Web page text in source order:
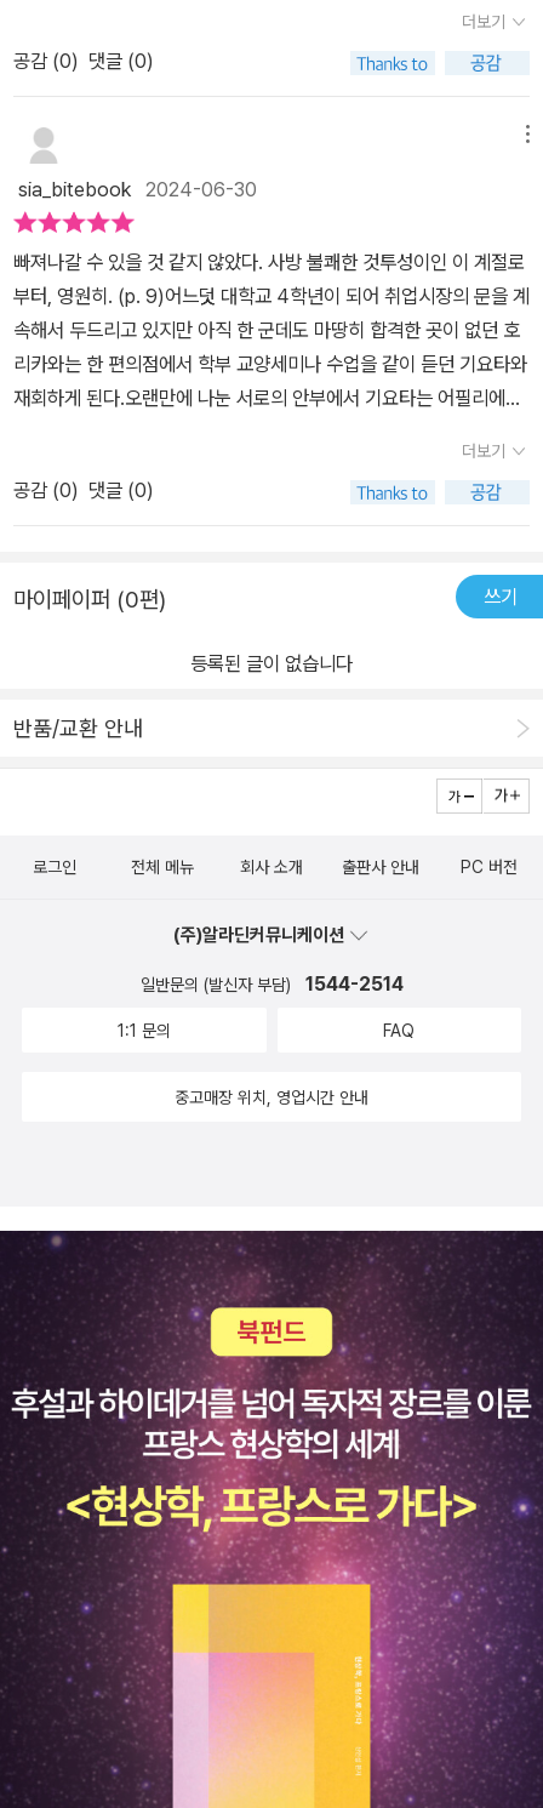
에서 발생했거나 일어날 수 있는 모든 과학적 현상이라는 사실을 알
려준다.이요하라 신은 <팔월의 은빛 눈>에서 팔월에 은빛 눈이 내릴
수 있다는 가설을 이렇게 정의 했다.[내핵은 지구의 안에 있는 또 하
나의 별로 크기는 달의 3분의 2 정도로 열방사 빛을 제거하면 은색으
로 빛나는 별이다. 그것이 액체의 외핵에 싸여서 떠 있는데 그 별 표면
은 전부 빽빽한 은빛 숲으로 높이 100미터나 되는 철로 된 나무 숲이
다. 실제 그 정체는 나뭇가지 모양으로 뻗은 철 결정으로 외핵 밑 부분
에서 액체 철이 얼면 내핵 표면으로 은빛 가루가 천천히 눈가루 처럼
흩날린다.]-8월의 은빛 눈 중에서 은빛 숲에서 내리는 은빛 눈의 소
리, 무덥고 습한 7월의 이요하라 신의 단편집 <<8월의 은빛 눈>속에
서 발견하게 될 것이다.
좌절, 연민과 낯선 이에 있다. '그럼에도 불구하고', 나는 그 말의 힘을
믿는다. 보이지 않는 저 깊은 곳에서 소리없이 내리는 눈, 보이지도 들
리지도 않으나 끊임없이 이어지고 있는 것에 대한 믿음, 희망. 그 앞의
작고 작은 인간에 손을 내미는 일, 그것이 문학의 힘이라면 힘일 것이
는 은빛 눈. 내 안에도 뭔가가 내려서 쌓이고 있을까.' p.68 '맞아, 연
구도 사람 흉내에서 시작이에요. 과거의 연구, 누군가의 방법, 많이 공
부하고 똑같이 해봐요. 잘 안 되는 부분, 더 잘 하고 싶은 부분, 반드시
생겨나요. 그러면 궁리하죠. 그렇게 해서 조금씩 진보해요. 정말 조금
씩. 당신 일도 똑같죠?' p.230 '그래도, 대단한 건 내가 아닙니다. 자
연이죠. 이렇게 작고 이렇게 정교한 유리그릇을 만들어냈으니까요.
나는 그저 인간이 절대 만들어낼 수 없는 유리 예술품을 줍고 모을 뿐,
자연을 빌려서 내 작품으로 삼고 있을 뿐입니다.'*도서제공: 비채
년 뒤의 서풍도, 맑게 불어올 것인가.저녁 해를 품은 연이 핑크빛으로
반짝였다. _p.288_ 10만 년 뒤의 서풍_​오랜만에 #독파앰배서더_1기
_2기 활동하던 그때의 기운 물씬!!#독파 따라가면서 하루에 한 편씩
천천히 읽었는데 재미있었다!!​<달까지 3키로미터>도 다시 펼쳐야겠
다는 생각이 들었음 ><** 독파X비채 좋은 도서 지원해 주셔서 감사
합니다 :)#8월의은빛눈_라라 #신간읽는라라 #라라의소설집추천 #
책을대신읽어드립니다_라라 #8월의은빛눈 #이요하라신 #김다미 #
비채 #완독챌린지독파 #독파챌린지
는지. 안쪽이 어떻게 되어 있나 궁금하지 않은지. 표면만 보고 있어봤
자 아무것도 모르는데.” (46p) 📍나도 귀를 기울여보자. 말은 잘 못
것만 같은 헛헛한 일상을 헤매고 있을 지극히 평범한 사람들의 눈앞
에 과학자가 바라보는 세계의 모습이 툭, 우연처럼 떨어진다. 갇혀 있
던 생각의 틀이 넓어지고 보이지 않던 것들을 바라보는 생소한 변화
앞에서 ‘위로’가 빛난다. 지구의 내핵, 은빛 숲에 내린다는 은빛 눈의
소리를 마치 눈앞에서 보고 듣는 것만 같다. 추천한다.
는 시간.10만 년 뒤의 서풍: 직장을 그만두고 훌쩍 떠난 여행길에서
우연히 만난, 바다에서 연을 날리는 남자.​​​​ 이요하라 신의 단편소설 집
이다. 총 5가지의 소설을 엮은 책으로 '8월의 은빛 눈, 바다로 돌아가
는 날, 아르노와 레몬, 빛을 집다, 10만 년 뒤의 서풍'이 있다. 저자는
지구행성물리학으로 박사과정을 수료한 분이다. 그래서인지 이 책을
읽다보면 과학과 접목되어 이야기가 흘러가는데, 그 분위기가 신비롭
다는 느낌이 주기 때문에 매력적이다. ​ 표제작이기도 한 '8월의 은빛
눈'은 취준생인 주인공과 편의점 알바를 하고 있는 외국인 응우옌의
사이에서 일어나는 일에 주목한다. 회사 면접에서 역시나 탈락 메일
을 받은 주인공은 매우 지친 상태였다. 그러다 우연히 대학 때 같이 수
업을 듣던 한 친구를 만나게 되면서 일은 흥미롭게 흘러간다. 취준생
이 겪는 과정들이 일본에서도 우리나라처럼 과정이 비슷하구나 느끼
기도 했다. 수없이 낙담을 겪어야 할 취준생. ​ 다시 돌아가서, 응우옌
과 만남을 가지고 이야기를 나누면서 일상 생활 속 과학을 볼 수 있다.
생활 속에서 과학을 접목시켜 우리에게 깊은 울림을 준다는 것이 이
책의 가장 큰 특징이다. 그렇다고 과학 이론을 이야기하는 것이 아닌,
강한 과학 이야기다. 신비로움에 더 가깝다. 과학과 문학의 만남이 이
렇게 사르르 눈처럼 융화가 되어진 게 신기했다. ​
더보기
공감 (0) 댓글 (0)
sia_bitebook 2024-06-30
빠져나갈 수 있을 것 같지 않았다. 사방 불쾌한 것투성이인 이 계절로
부터, 영원히. (p. 9)어느덧 대학교 4학년이 되어 취업시장의 문을 계
속해서 두드리고 있지만 아직 한 군데도 마땅히 합격한 곳이 없던 호
리카와는 한 편의점에서 학부 교양세미나 수업을 같이 듣던 기요타와
재회하게 된다.오랜만에 나눈 서로의 안부에서 기요타는 어필리에이
하고있음을 드러냈다. “일본에서는 이런 비즈니스를 보는 시선들이
안 좋긴 하지. 근데 미국에서는 지극히 일반적인 비즈니스 전략이거
든.”이라는 말과 함께.기요타는 호리카와에게 알바를 제안하며 자신
을 받아들이게 된다.◇ 내 고독이 주변의 어둠 속으로 녹아드는 기분
심란해져갔다. 눈 앞에서 잘못된 일을 하고 있음을 알면서도 동조하
쨌든 자신과 달리 취직을 했다는 자괴감을 느껴가며 말이다.그러던
갔다. 어눌한 일본어 발음으로 근처 일본어학교에 다니는 유학생일거
과정을 밟고 있는 유학생이었다.호리카와는 그녀가 잃어버린 논문을
◇ 반대로 묻고 싶어요. 다들, 왜 자기들이 사는 별의 내부를 알고 싶
어하지 않는지. 안쪽이 어떻게 되어 있나 궁금하지 않는지. 표면만 보
말은 잘 못해도 귀는 기울이고 있자. 그 사람의 깊은 안쪽에서 뭔가가
던 한 계절이 끝나가고 있었다.직업, 나이, 성별 등 살아가며 누구나
더보기
공감 (0) 댓글 (0)
마이페이퍼 (0편) 쓰기
등록된 글이 없습니다
반품/교환 안내
로그인 전체 메뉴 회사 소개 출판사 안내 PC 버전
(주)알라딘커뮤니케이션
일반문의 (발신자 부담) 1544-2514
1:1 문의 FAQ
중고매장 위치, 영업시간 안내